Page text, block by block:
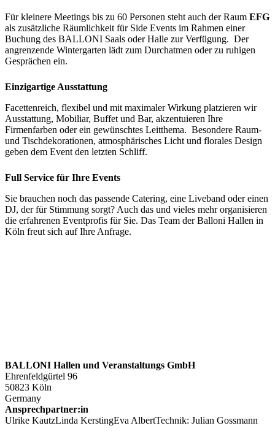
Für kleinere Meetings bis zu 60 Personen steht auch der Raum EFG
als zusätzliche Räumlichkeit für Side Events im Rahmen einer
Buchung des BALLONI Saals oder Halle zur Verfügung. Der
angrenzende Wintergarten lädt zum Durchatmen oder zu ruhigen
Gesprächen ein.
Einzigartige Ausstattung
Facettenreich, flexibel und mit maximaler Wirkung platzieren wir
Ausstattung, Mobiliar, Buffet und Bar, akzentuieren Ihre
Firmenfarben oder ein gewünschtes Leitthema. Besondere Raum-
und Tischdekorationen, atmosphärisches Licht und florales Design
geben dem Event den letzten Schliff.
Full Service für Ihre Events
Sie brauchen noch das passende Catering, eine Liveband oder einen
DJ, der für Stimmung sorgt? Auch das und vieles mehr organisieren
die erfahrenen Eventprofis für Sie. Das Team der Balloni Hallen in
Köln freut sich auf Ihre Anfrage.
BALLONI Hallen und Veranstaltungs GmbH
Ehrenfeldgürtel 96
50823 Köln
Germany
Ansprechpartner:in
Ulrike KautzLinda KerstingEva AlbertTechnik: Julian Gossmann